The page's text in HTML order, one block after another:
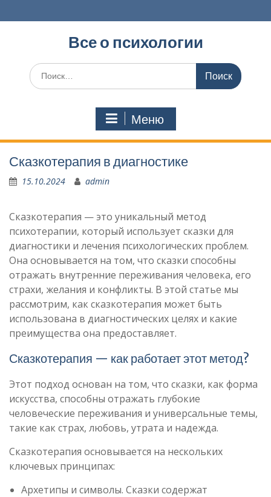
к
Все о психологии
Поиск
по:
Меню
Сказкотерапия в диагностике
15.10.2024 admin
Сказкотерапия — это уникальный метод
психотерапии, который использует сказки для
диагностики и лечения психологических проблем.
Она основывается на том, что сказки способны
отражать внутренние переживания человека, его
страхи, желания и конфликты. В этой статье мы
рассмотрим, как сказкотерапия может быть
использована в диагностических целях и какие
преимущества она предоставляет.
Сказкотерапия — как работает этот метод?
Этот подход основан на том, что сказки, как форма
искусства, способны отражать глубокие
человеческие переживания и универсальные темы,
такие как страх, любовь, утрата и надежда.
Сказкотерапия основывается на нескольких
ключевых принципах:
Архетипы и символы. Сказки содержат